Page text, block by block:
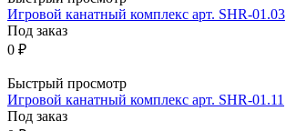
Игровой канатный комплекс арт. SHR-01.03
Под заказ
0 ₽
Быстрый просмотр
Игровой канатный комплекс арт. SHR-01.11
Под заказ